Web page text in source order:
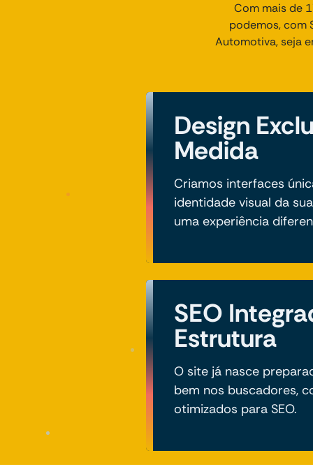
Com mais de
podemos, com
Automotiva, seja
Design
Medida
Criamos interfaces
identidade visual da
uma experiência
SEO
Estrutura
O site já nasce
bem nos buscadores,
otimizados para SEO.